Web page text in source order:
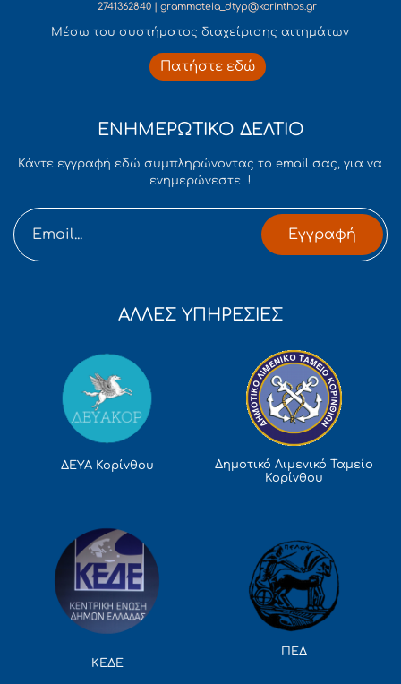
2741362840 | grammateia_dtyp@korinthos.gr
Mέσω του συστήματος διαχείρισης αιτημάτων
Πατήστε εδώ
ΕΝΗΜΕΡΩΤΙΚΟ ΔΕΛΤΙΟ
Κάντε εγγραφή εδώ συμπληρώνοντας το email σας, για να
ενημερώνεστε !
Εγγραφή
ΑΛΛΕΣ ΥΠΗΡΕΣΙΕΣ
ΔΕΥΑ Κορίνθου
Δημοτικό Λιμενικό Ταμείο
Κορίνθου
ΚΕΔΕ
ΠΕΔ